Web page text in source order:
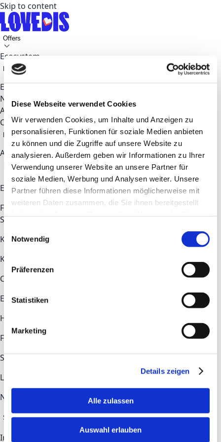
Diese Webseite verwendet Cookies
Wir verwenden Cookies, um Inhalte und Anzeigen zu
personalisieren, Funktionen für soziale Medien anbieten
zu können und die Zugriffe auf unsere Website zu
analysieren. Außerdem geben wir Informationen zu Ihrer
Verwendung unserer Website an unsere Partner für
soziale Medien, Werbung und Analysen weiter. Unsere
Partner führen diese Informationen möglicherweise mit
weiteren Daten zusammen, die Sie ihnen bereitgestellt
Notwendig
Präferenzen
Statistiken
Marketing
Details zeigen
Alle zulassen
Auswahl erlauben
Skip to content
Offers
Ecosystem
Key Topics
Events
News
About
Contact
Apply now
Explore
For Startups & TalentsFor CorporatesCoworking
SpacePartnersAbout LOVEDIS
Key topics
Key topics
COMMUNITY
EcosystemNewsroom
Help & Contact
FAQs
Contact
STAY UP TO DATE
LinkedIn
Newsletter-Anmeldung
Subscribe
Imprint